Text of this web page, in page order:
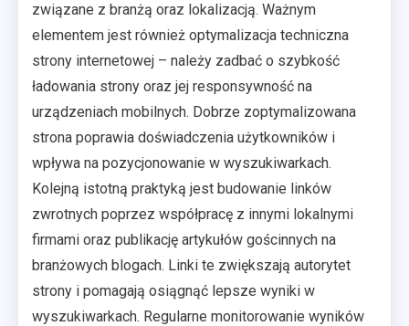
związane z branżą oraz lokalizacją. Ważnym
elementem jest również optymalizacja techniczna
strony internetowej – należy zadbać o szybkość
ładowania strony oraz jej responsywność na
urządzeniach mobilnych. Dobrze zoptymalizowana
strona poprawia doświadczenia użytkowników i
wpływa na pozycjonowanie w wyszukiwarkach.
Kolejną istotną praktyką jest budowanie linków
zwrotnych poprzez współpracę z innymi lokalnymi
firmami oraz publikację artykułów gościnnych na
branżowych blogach. Linki te zwiększają autorytet
strony i pomagają osiągnąć lepsze wyniki w
wyszukiwarkach. Regularne monitorowanie wyników